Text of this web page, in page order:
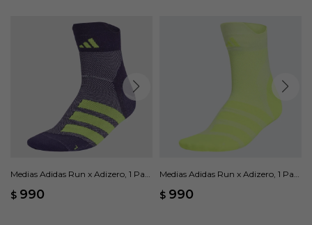
Medias Adidas Run x Adizero, 1 Par
$ 990
Medias Adidas Run x Adizero, 1 Par
$ 990